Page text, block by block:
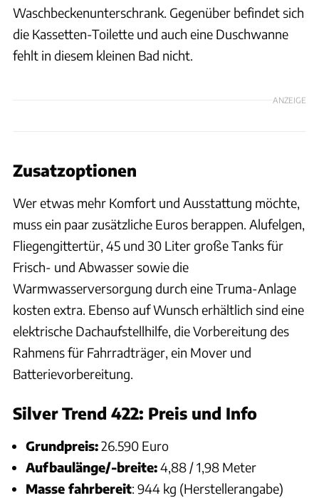
Waschbeckenunterschrank. Gegenüber befindet sich
die Kassetten-Toilette und auch eine Duschwanne
fehlt in diesem kleinen Bad nicht.
ANZEIGE
Zusatzoptionen
Wer etwas mehr Komfort und Ausstattung möchte,
muss ein paar zusätzliche Euros berappen. Alufelgen,
Fliegengittertür, 45 und 30 Liter große Tanks für
Frisch- und Abwasser sowie die
Warmwasserversorgung durch eine Truma-Anlage
kosten extra. Ebenso auf Wunsch erhältlich sind eine
elektrische Dachaufstellhilfe, die Vorbereitung des
Rahmens für Fahrradträger, ein Mover und
Batterievorbereitung.
Silver Trend 422: Preis und Info
Grundpreis:26.590 Euro
Aufbaulänge/-breite:4,88 / 1,98 Meter
Masse fahrbereit: 944 kg (Herstellerangabe)